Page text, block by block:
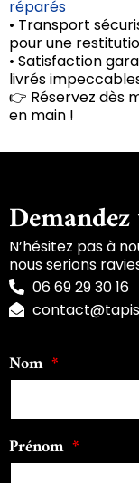
réparés
• Transport
pour une
• Satisfaction
livrés
👉 Réservez dès
en main !
N’hésitez pas à
nous serions
06 69 29 30 16
Nom
Prénom